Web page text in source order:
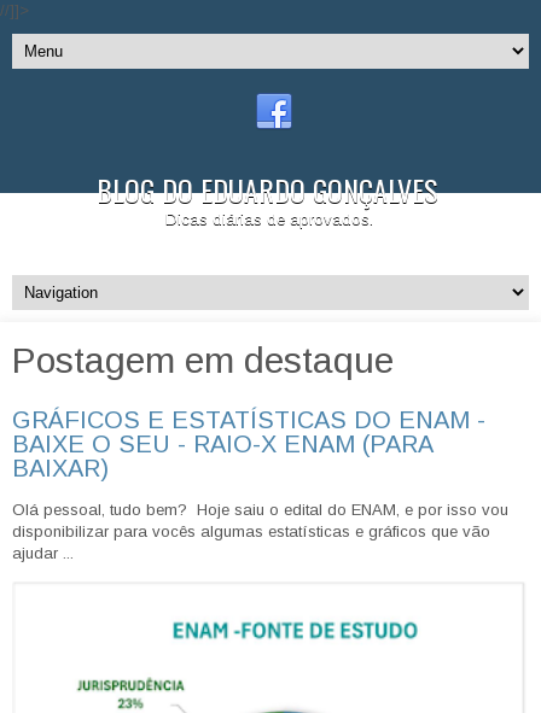
//]]>
BLOG DO EDUARDO GONÇALVES
Dicas diárias de aprovados.
Postagem em destaque
GRÁFICOS E ESTATÍSTICAS DO ENAM -
BAIXE O SEU - RAIO-X ENAM (PARA
BAIXAR)
Olá pessoal, tudo bem? Hoje saiu o edital do ENAM, e por isso vou
disponibilizar para vocês algumas estatísticas e gráficos que vão
ajudar ...